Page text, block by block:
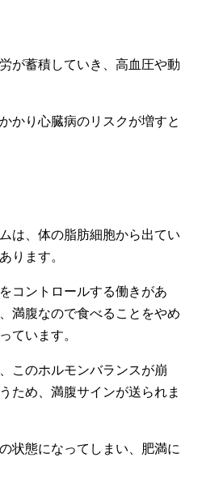
が蓄積していき、高血圧や動
かり心臓病のリスクが増すと
は、体の脂肪細胞から出てい
ります。
コントロールする働きがあ
満腹なので食べることをやめ
ています。
このホルモンバランスが崩
ため、満腹サインが送られま
状態になってしまい、肥満に